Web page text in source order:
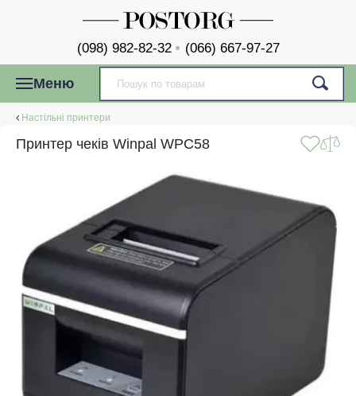
(098) 982-82-32 (066) 667-97-27
Меню
Настільні принтери
Принтер чеків Winpal WPC58